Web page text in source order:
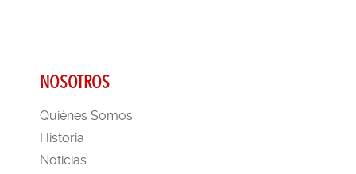
NOSOTROS
Quiénes Somos
Historia
Noticias